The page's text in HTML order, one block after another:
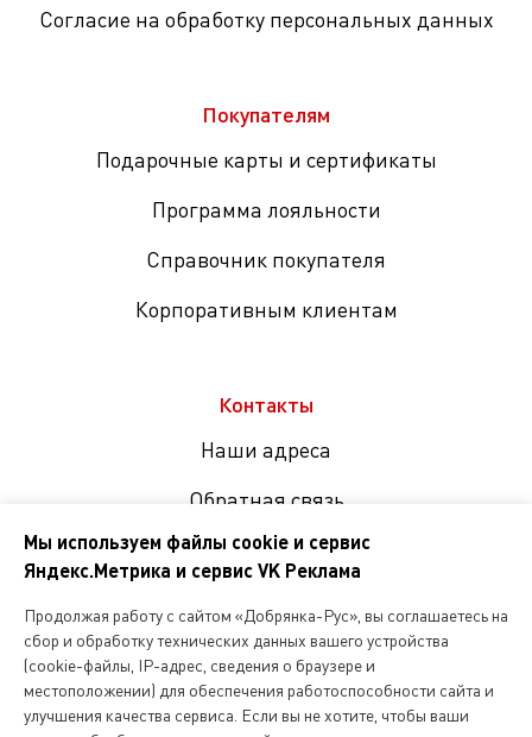
Согласие на обработку персональных данных
Покупателям
Подарочные карты и сертификаты
Программа лояльности
Справочник покупателя
Корпоративным клиентам
Контакты
Наши адреса
Обратная связь
соцсетях
Копирование и любое другое использование информации,
размещенной на сайте Dobryanka-rus.ru
Мы используем файлы cookie и сервис
Яндекс.Метрика и сервис VK Реклама
Продолжая работу с сайтом «Добрянка-Рус», вы соглашаетесь на
сбор и обработку технических данных вашего устройства
(cookie-файлы, IP-адрес, сведения о браузере и
местоположении) для обеспечения работоспособности сайта и
улучшения качества сервиса. Если вы не хотите, чтобы ваши